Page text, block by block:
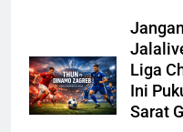
Liga
Ini
Sarat